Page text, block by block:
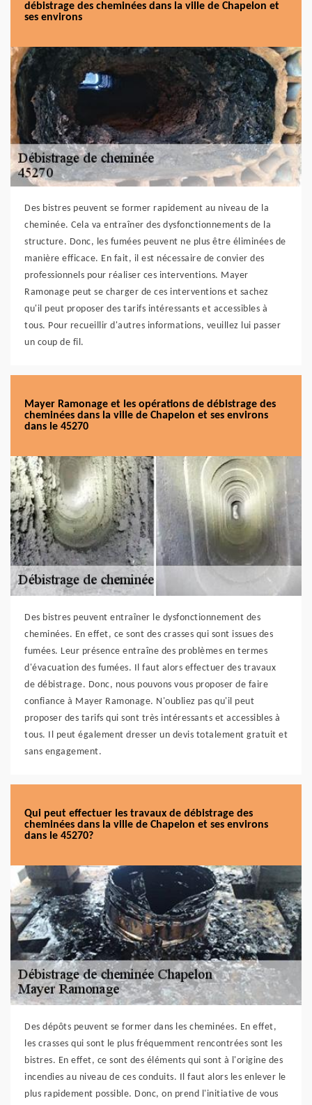
débistrage des cheminées dans la ville de Chapelon et
ses environs
Des bistres peuvent se former rapidement au niveau de la
cheminée. Cela va entraîner des dysfonctionnements de la
structure. Donc, les fumées peuvent ne plus être éliminées de
manière efficace. En fait, il est nécessaire de convier des
professionnels pour réaliser ces interventions. Mayer
Ramonage peut se charger de ces interventions et sachez
qu'il peut proposer des tarifs intéressants et accessibles à
tous. Pour recueillir d'autres informations, veuillez lui passer
un coup de fil.
Mayer Ramonage et les opérations de débistrage des
cheminées dans la ville de Chapelon et ses environs
dans le 45270
Des bistres peuvent entraîner le dysfonctionnement des
cheminées. En effet, ce sont des crasses qui sont issues des
fumées. Leur présence entraîne des problèmes en termes
d'évacuation des fumées. Il faut alors effectuer des travaux
de débistrage. Donc, nous pouvons vous proposer de faire
confiance à Mayer Ramonage. N'oubliez pas qu'il peut
proposer des tarifs qui sont très intéressants et accessibles à
tous. Il peut également dresser un devis totalement gratuit et
sans engagement.
Qui peut effectuer les travaux de débistrage des
cheminées dans la ville de Chapelon et ses environs
dans le 45270?
Des dépôts peuvent se former dans les cheminées. En effet,
les crasses qui sont le plus fréquemment rencontrées sont les
bistres. En effet, ce sont des éléments qui sont à l'origine des
incendies au niveau de ces conduits. Il faut alors les enlever le
plus rapidement possible. Donc, on prend l'initiative de vous